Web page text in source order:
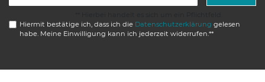
Hiermit bestätige ich, dass ich die Daten­schutz­erklärung gelesen
habe. Meine Einwilligung kann ich jederzeit widerrufen.**